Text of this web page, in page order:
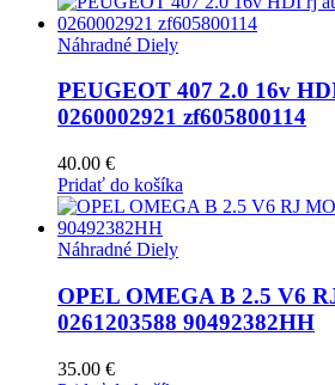
Náhradné Diely
PEUGEOT 407 2.0 16v
0260002921 zf605800114
40.00 €
Pridať do košíka
Náhradné Diely
OPEL OMEGA B 2.5 V6
0261203588 90492382HH
35.00 €